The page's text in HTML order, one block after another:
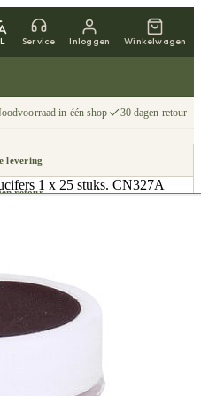
Service Inloggen Winkelwagen
in één shop 30 dagen retour
levering
retour1 x 25 stuks. CN327A